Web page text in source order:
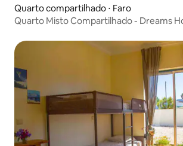
Quarto compartilhado ⋅ Faro
Quarto Misto Compartilhado - Dreams